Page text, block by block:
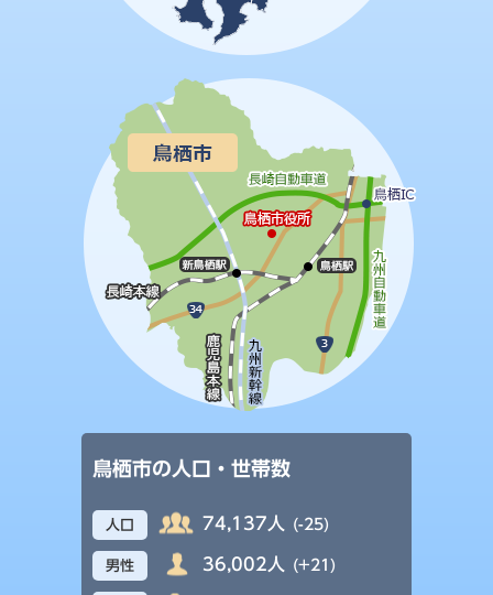
鳥栖市の人口・世帯数
人口 74,137人 (-25)
男性 36,002人 (+21)